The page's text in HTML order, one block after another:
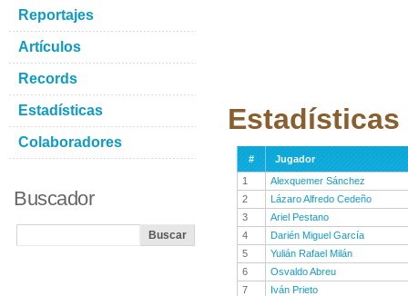
Estadísticas
#
Jugador
1
Alexquemer Sánchez
2
Lázaro Alfredo Cedeño
3
Ariel Pestano
4
Darién Miguel García
5
Yulián Rafael Milán
6
Osvaldo Abreu
7
Iván Prieto
Reportajes
Artículos
Records
Estadísticas
Colaboradores
Buscador